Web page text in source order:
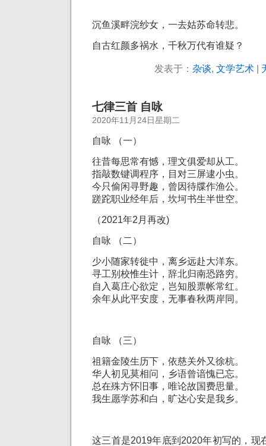
沉鱼溪畔浣纱女，一去姑苏命转悲。
自古红颜多祸水，千秋万代有谁疑？
发表于： 杂谈, 文学艺术|
七律三首 自咏
2020年11月24日星期二
自咏 （一）
往昔每思常有憾， 理文俱爱却从工。
指敲数键调程序， 目对三屏逮小虫。
今只偷闲寻野趣， 曾因待牒作渔公。
蹉跎职业经年后， 坎坷书生半世空。
（2021年2月再改)
自咏 （二）
少小随家转徙中， 离乡远赴大洋东。
寻工别校惟生计， 辞北归南恐路穷。
自入葛庄心欲定， 岂知股票帐常红。
余年从此平安度， 无事春秋两岸同。
自咏 （三）
祖籍金陵生历下， 依慈关外又徐杭。
华人初见莫相问， 乡语曾谙愧已忘。
总在殊方怀旧事， 唯论故国费思量。
我生愿学苏和白， 旷达心安是我乡。
这三首是2019年底到2020年初写的，现